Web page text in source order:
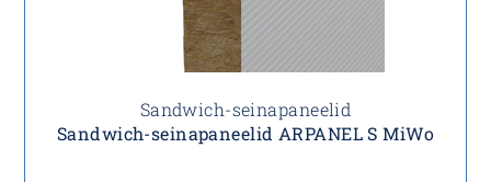
Sandwich-seinapaneelid
Sandwich-seinapaneelid ARPANEL S MiWo